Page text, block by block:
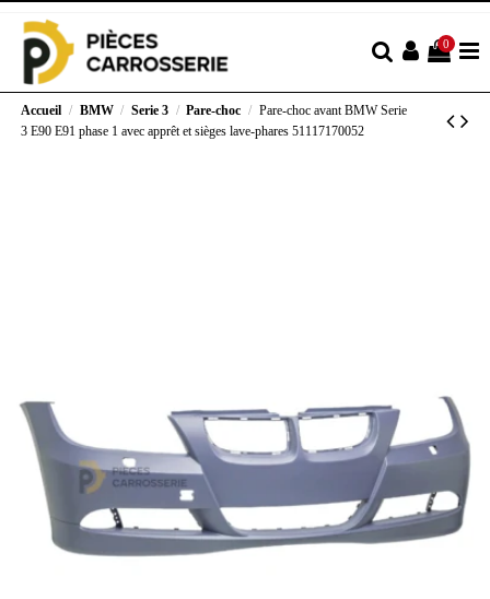
0
Accueil BMW Serie 3 Pare-choc
Pare-choc avant BMW Serie
3 E90 E91 phase 1 avec apprêt et sièges lave-phares 51117170052